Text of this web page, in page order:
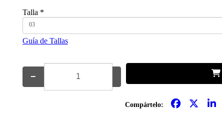
Talla *
03
Guía de Tallas
−
Compártelo: